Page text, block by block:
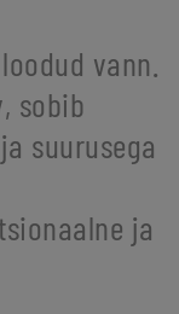
vann.
sobib
suurusega
ja